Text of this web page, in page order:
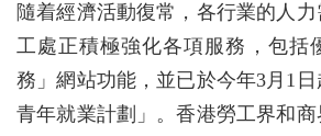
隨着經濟活動復常，各行業的人
工處正積極強化各項服務，包括
務」網站功能，並已於今年3月1
青年就業計劃」。香港勞工界和